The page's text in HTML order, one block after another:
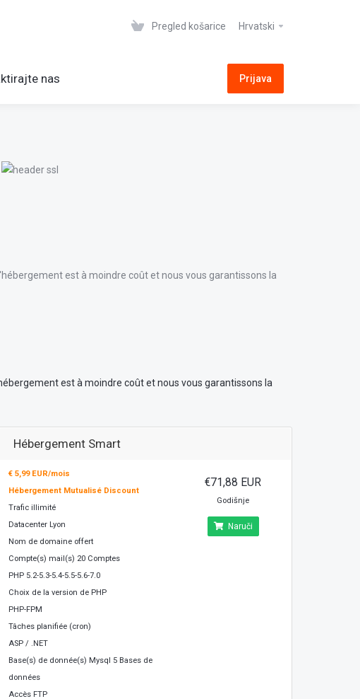
Pregled košarice Hrvatski
nas Prijava
est à moindre coût et nous vous garantissons la
est à moindre coût et nous vous garantissons la
Hébergement Smart
€ 5,99 EUR/mois
Hébergement Mutualisé Discount
Trafic illimité
Datacenter Lyon
Nom de domaine offert
Compte(s) mail(s) 20 Comptes
PHP 5.2-5.3-5.4-5.5-5.6-7.0
Choix de la version de PHP
PHP-FPM
Tâches planifiée (cron)
ASP / .NET
Base(s) de donnée(s) Mysql 5 Bases de
données
Accès FTP
€71,88 EUR
Godišnje
Naruči